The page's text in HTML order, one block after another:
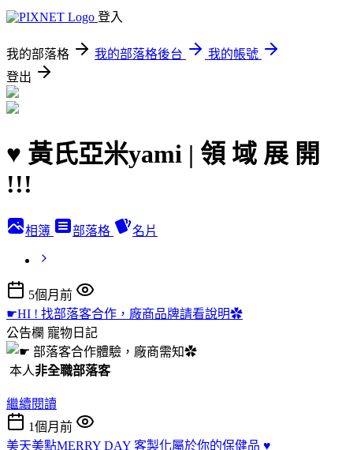
登入
我的部落格 我的部落格後台
我的帳號
登出
♥ 黃氏亞米yami | 領 域 展 開
!!!
相簿 部落格 名片
5個月前
☛HI ! 找部落客合作，廠商品牌請看說明✿
公告欄 寵物日記
本人非全職部落客
繼續閱讀
1個月前
美天美點MERRY DAY 客製化屬於你的保健品 ♥️